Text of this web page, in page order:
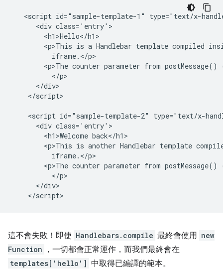
<script id="sample-template-1" type="text/x-
      <div class='entry'>
        <h1>Hello</h1>
<p>This is a Handlebar template compiled
          iframe.</p>
<p>The counter parameter from postMessage()
          </p>
      </div>
    </script>
<script id="sample-template-2" type="text/x-
      <div class='entry'>
        <h1>Welcome back</h1>
<p>This is another Handlebar template
          iframe.</p>
<p>The counter parameter from postMessage()
          </p>
      </div>
這不會失敗！即使 Handlebars.compile 最終會使用 new
Function
，一切都會正常運作，而我們最終會在
templates['hello'] 中取得已編譯的範本。